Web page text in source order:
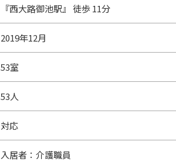
『西大路御池駅』 徒歩 11分
2019年12月
53室
53人
対応
入居者：介護職員